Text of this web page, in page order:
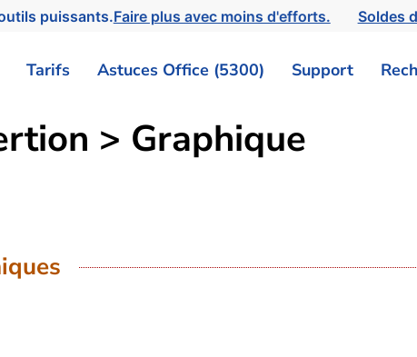
puissants.Faire plus avec moins d'efforts. Soldes
Tarifs Astuces Office (5300) Support
> Graphique